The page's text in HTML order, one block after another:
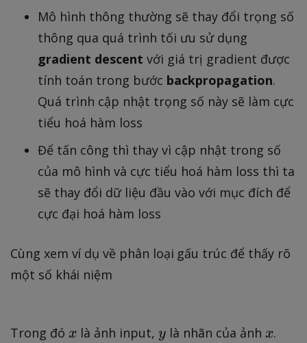
Mô hình thông thường sẽ thay đổi trọng số
thông qua quá trình tối ưu sử dụng
gradient descent với giá trị gradient được
tính toán trong bước backpropagation.
Quá trình cập nhật trọng số này sẽ làm cực
tiểu hoá hàm loss
Để tấn công thì thay vì cập nhật trong số
của mô hình và cực tiểu hoá hàm loss thì ta
sẽ thay đổi dữ liệu đầu vào với mục đích để
cực đại hoá hàm loss
Cùng xem ví dụ về phân loại gấu trúc để thấy rõ
một số khái niệm
Trong đó x
x là ảnh input, y
y là nhãn của ảnh x
x.